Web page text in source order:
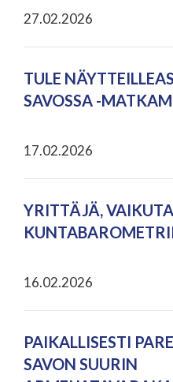
27.02.2026
TULE
SAVOSSA -
17.02.2026
YRITTÄJÄ,
16.02.2026
PAIKALLISESTI
SAVON SUURIN